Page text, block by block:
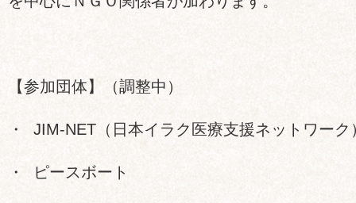
【参加団体】（調整中）
・ JIM-NET（日本イラク医療支援ネットワーク
・ ピースボート